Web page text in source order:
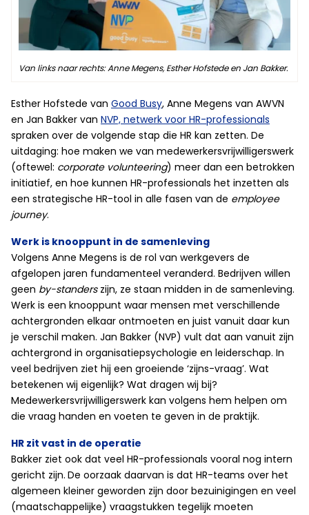
Van links naar rechts: Anne Megens, Esther Hofstede en Jan Bakker.
Esther Hofstede van Good Busy, Anne Megens van AWVN
en Jan Bakker van NVP, netwerk voor HR-professionals
spraken over de volgende stap die HR kan zetten. De
uitdaging: hoe maken we van medewerkersvrijwilligerswerk
(oftewel: corporate volunteering) meer dan een betrokken
initiatief, en hoe kunnen HR-professionals het inzetten als
een strategische HR-tool in alle fasen van de employee
journey.
Werk is knooppunt in de samenleving
Volgens Anne Megens is de rol van werkgevers de
afgelopen jaren fundamenteel veranderd. Bedrijven willen
geen by-standerszijn, ze staan midden in de samenleving.
Werk is een knooppunt waar mensen met verschillende
achtergronden elkaar ontmoeten en juist vanuit daar kun
je verschil maken. Jan Bakker (NVP) vult dat aan vanuit zijn
achtergrond in organisatiepsychologie en leiderschap. In
veel bedrijven ziet hij een groeiende ‘zijns-vraag’. Wat
betekenen wij eigenlijk? Wat dragen wij bij?
Medewerkersvrijwilligerswerk kan volgens hem helpen om
die vraag handen en voeten te geven in de praktijk.
HR zit vast in de operatie
Bakker ziet ook dat veel HR-professionals vooral nog intern
gericht zijn. De oorzaak daarvan is dat HR-teams over het
algemeen kleiner geworden zijn door bezuinigingen en veel
(maatschappelijke) vraagstukken tegelijk moeten